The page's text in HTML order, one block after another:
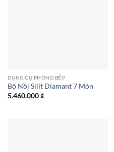
DỤNG CỤ PHÒNG BẾP
Bộ Nồi Silit Diamant 7 Món
5.460.000₫